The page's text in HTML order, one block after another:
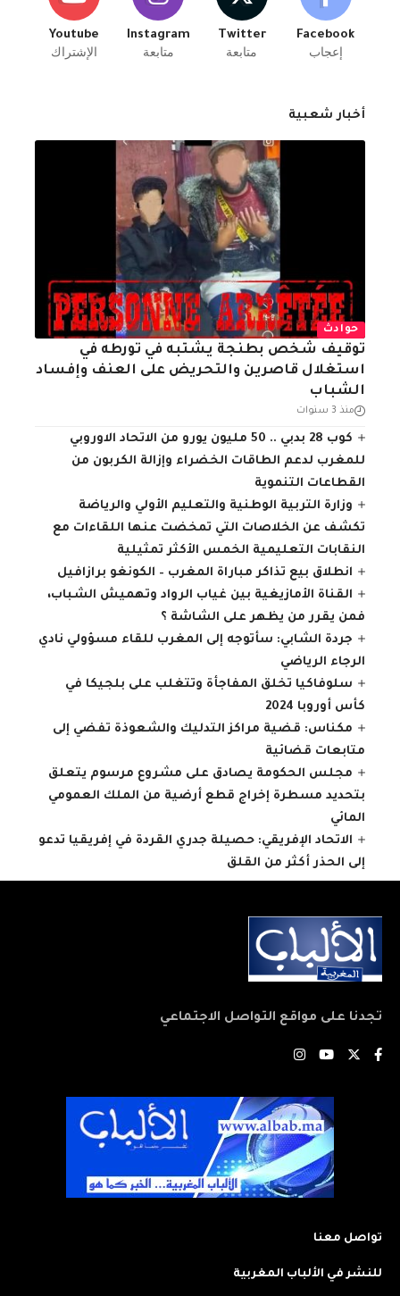
Facebook
إعجاب
Twitter
متابعة
Instagram
متابعة
Youtube
الإشتراك
أخبار شعبية
حوادث
توقيف شخص بطنجة يشتبه في تورطه في
استغلال قاصرين والتحريض على العنف وإفساد
الشباب
منذ 3 سنوات
كوب 28 بدبي .. 50 مليون يورو من الاتحاد الاوروبي
للمغرب لدعم الطاقات الخضراء وإزالة الكربون من
القطاعات التنموية
وزارة التربية الوطنية والتعليم الأولي والرياضة
تكشف عن الخلاصات التي تمخضت عنها اللقاءات مع
النقابات التعليمية الخمس الأكثر تمثيلية
انطلاق بيع تذاكر مباراة المغرب – الكونغو برازافيل
القناة الأمازيغية بين غياب الرواد وتهميش الشباب،
فمن يقرر من يظهر على الشاشة ؟
جردة الشابي: سأتوجه إلى المغرب للقاء مسؤولي نادي
الرجاء الرياضي
سلوفاكيا تخلق المفاجأة وتتغلب على بلجيكا في
كأس أوروبا 2024
مكناس: قضية مراكز التدليك والشعوذة تفضي إلى
متابعات قضائية
مجلس الحكومة يصادق على مشروع مرسوم يتعلق
بتحديد مسطرة إخراج قطع أرضية من الملك العمومي
المائي
الاتحاد الإفريقي: حصيلة جدري القردة في إفريقيا تدعو
إلى الحذر أكثر من القلق
تجدنا على مواقع التواصل الاجتماعي
تواصل معنا
للنشر في الألباب المغربية